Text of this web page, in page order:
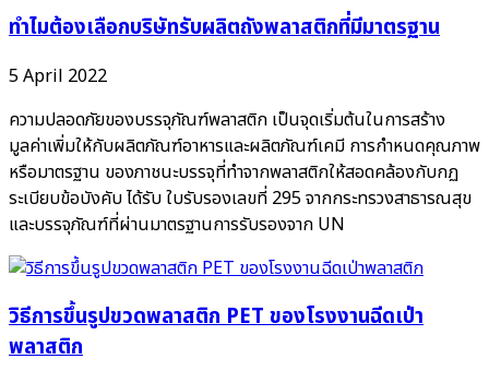
ทำไมต้องเลือกบริษัทรับผลิตถังพลาสติกที่มีมาตรฐาน
5 April 2022
ความปลอดภัยของบรรจุภัณฑ์พลาสติก เป็นจุดเริ่มต้นในการสร้าง
มูลค่าเพิ่มให้กับผลิตภัณฑ์อาหารและผลิตภัณฑ์เคมี การกําหนดคุณภาพ
หรือมาตรฐาน ของภาชนะบรรจุที่ทําจากพลาสติกให้สอดคล้องกับกฏ
ระเบียบข้อบังคับ ได้รับ ใบรับรองเลขที่ 295 จากกระทรวงสาธารณสุข
และบรรจุภัณฑ์ที่ผ่านมาตรฐานการรับรองจาก UN
วิธีการขึ้นรูปขวดพลาสติก PET ของโรงงานฉีดเป่า
พลาสติก